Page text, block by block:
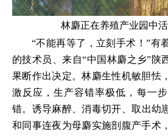
林麝正在养殖产业园中
“不能再等了，立刻手术！”有
的技术员、来自“中国林麝之乡”陕
果断作出决定。林麝生性机敏胆怯
激反应，生产容错率极低，每一
错。诱导麻醉、消毒切开、取出
和同事连夜为母麝实施剖腹产手术